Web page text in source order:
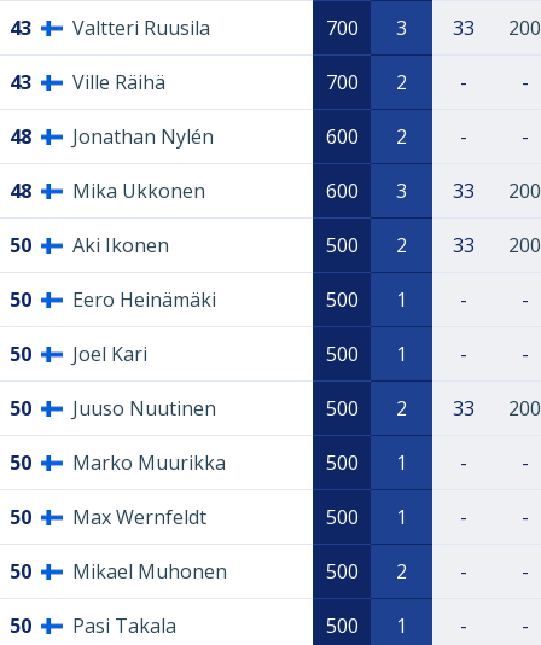
43 Valtteri Ruusila 700 3 33 200
43 Ville Räihä 700 2 - -
48 Jonathan Nylén 600 2 - -
48 Mika Ukkonen 600 3 33 200
50 Aki Ikonen 500 2 33 200
50 Eero Heinämäki 500 1 - -
50 Joel Kari 500 1 - -
50 Juuso Nuutinen 500 2 33 200
50 Marko Muurikka 500 1 - -
50 Max Wernfeldt 500 1 - -
50 Mikael Muhonen 500 2 - -
50 Pasi Takala 500 1 - -